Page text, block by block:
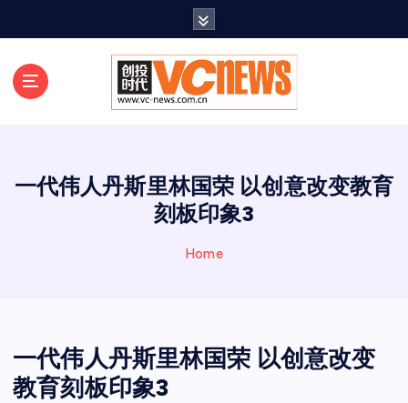
一代伟人丹斯里林国荣 以创意改变教育
刻板印象3
Home
一代伟人丹斯里林国荣 以创意改变
教育刻板印象3